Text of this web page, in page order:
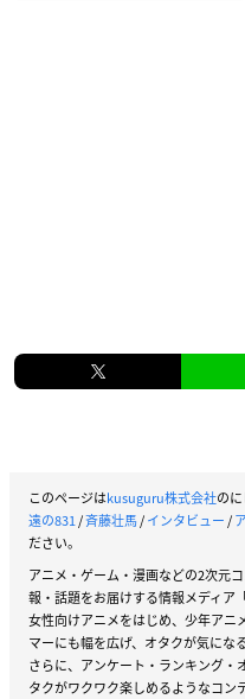
このページはkusuguru株式会社の
遠の831/斉藤壮馬/インタビュー/
ださい。
アニメ・ゲーム・漫画などの2次元
報・話題をお届けする情報メディア
女性向けアニメをはじめ、少年アニ
マーにも幅を広げ、オタクが気にな
さらに、アンケート・ランキング・
タクがワクワク楽しめるようなコン